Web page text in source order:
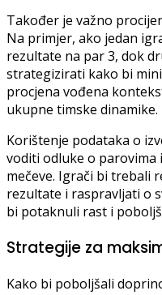
Također je važno
Na primjer, ako jedan
rezultate na par 3, dok
strategizirati kako bi
procjena vođena
ukupne timske dinamike.
Korištenje podataka o
voditi odluke o parovima
mečeve. Igrači bi trebali
rezultate i raspravljati o
bi potaknuli rast i
Strategije za
Kako bi poboljšali